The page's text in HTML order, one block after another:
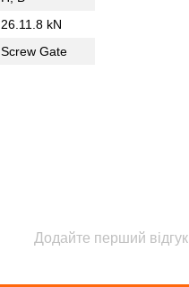
26.11.8 kN
Screw Gate
Додайте перший відгук